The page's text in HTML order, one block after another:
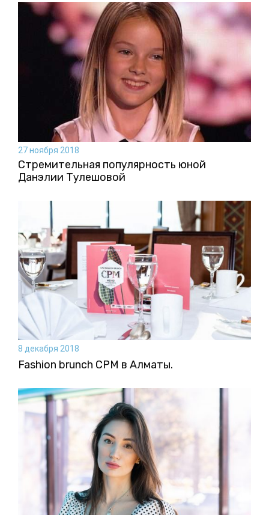
27 ноября 2018
Стремительная популярность юной
Данэлии Тулешовой
8 декабря 2018
Fashion brunch CPM в Алматы.